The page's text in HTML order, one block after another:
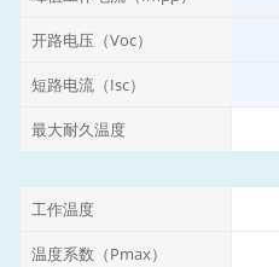
开路电压（Voc）
短路电流（Isc）
最大耐久温度
工作温度
温度系数（Pmax）